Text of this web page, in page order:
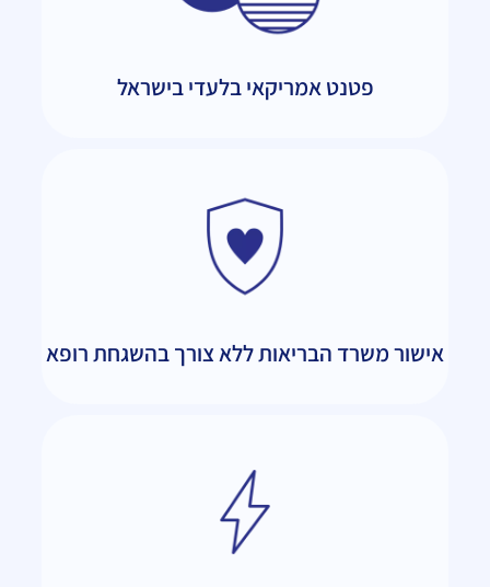
פטנט אמריקאי בלעדי בישראל
אישור משרד הבריאות ללא צורך בהשגחת רופא